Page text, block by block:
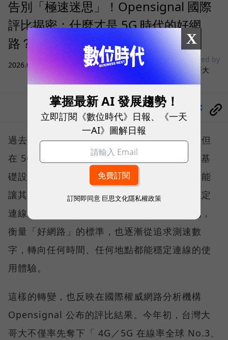
告別「極速迷思」！Opensignal 國際
評比揭密：什麼才是 5G 時代的好網
路？
2026.08.03
sponsored by
台灣大哥大
分享
過去，下載速度是評價電信服務的重要指標，但
在 5G 成為工作、娛樂、生活不可或缺的數位基
礎設施後，消費者發現，再快的網速，如果不能
讓其在人潮聚集、高速移動或室內空間維持穩定
連線，即無法轉換成好的使用體驗，也因如此，
衡量「好網路」的標準，也逐漸從追求測速數
字，轉向任何時間、任何地點都能穩定連線的使
用體驗。
這樣的轉變，也反映在國際權威網路分析機構
Opensignal 公布的評比結果。今年初，台灣大
哥大不僅率先奪下「 4G／5G 在線率全球 No.3、
X
掌握最新 AI 發展趨勢！
立即訂閱《數位時代》日報、《一天
一AI》圖解日報
訂閱即同意 巨思文化隱私權政策